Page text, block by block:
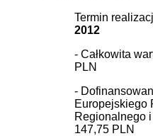
Termin
2012
- Całkowita
PLN
-
Europejskiego
Regionalnego
147,75 PLN